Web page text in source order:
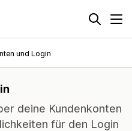
und Login
deine Kundenkonten
für den Login